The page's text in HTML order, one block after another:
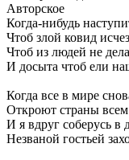
Авторское
Когда-нибудь
Чтоб злой ковид
Чтоб из людей не
И досыта чтоб ели
Когда все в мире
Откроют страны
И я вдруг соберусь в
Незваной гостьей